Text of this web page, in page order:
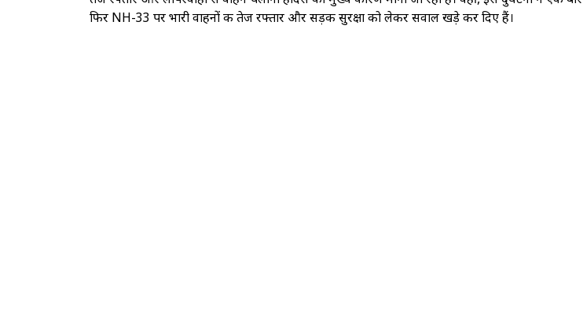
फिर NH-33 पर भारी वाहनों की तेज रफ्तार और सड़क सुरक्षा को लेकर सवाल खड़े कर दिए हैं।